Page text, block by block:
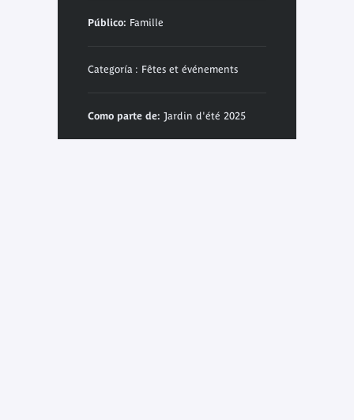
Público: Famille
Categoría : Fêtes et événements
Como parte de: Jardin d'été 2025